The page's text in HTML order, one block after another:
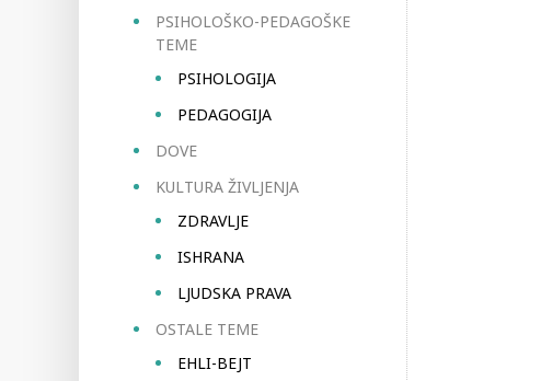
PSIHOLOŠKO-PEDAGOŠKE
TEME
PSIHOLOGIJA
PEDAGOGIJA
DOVE
KULTURA ŽIVLJENJA
ZDRAVLJE
ISHRANA
LJUDSKA PRAVA
OSTALE TEME
EHLI-BEJT